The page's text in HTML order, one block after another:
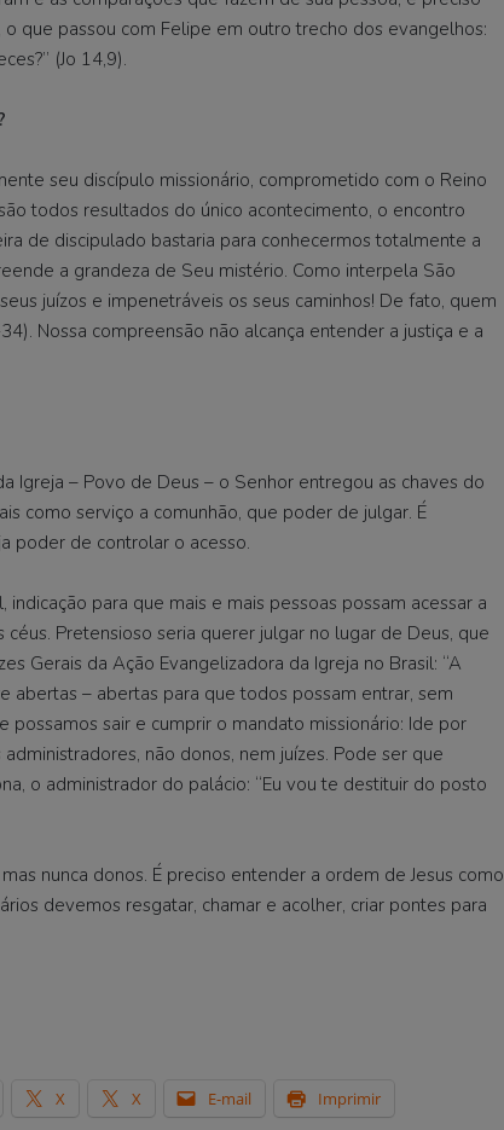
que passou com Felipe em outro trecho dos evangelhos:
(Jo 14,9).
seu discípulo missionário, comprometido com o Reino
todos resultados do único acontecimento, o encontro
de discipulado bastaria para conhecermos totalmente a
a grandeza de Seu mistério. Como interpela São
juízos e impenetráveis os seus caminhos! De fato, quem
Nossa compreensão não alcança entender a justiça e a
Igreja – Povo de Deus – o Senhor entregou as chaves do
como serviço a comunhão, que poder de julgar. É
poder de controlar o acesso.
para que mais e mais pessoas possam acessar a
Pretensioso seria querer julgar no lugar de Deus, que
Gerais da Ação Evangelizadora da Igreja no Brasil: “A
abertas – abertas para que todos possam entrar, sem
possamos sair e cumprir o mandato missionário: Ide por
não donos, nem juízes. Pode ser que
o administrador do palácio: “Eu vou te destituir do posto
nunca donos. É preciso entender a ordem de Jesus como
devemos resgatar, chamar e acolher, criar pontes para
X X E-mail Imprimir